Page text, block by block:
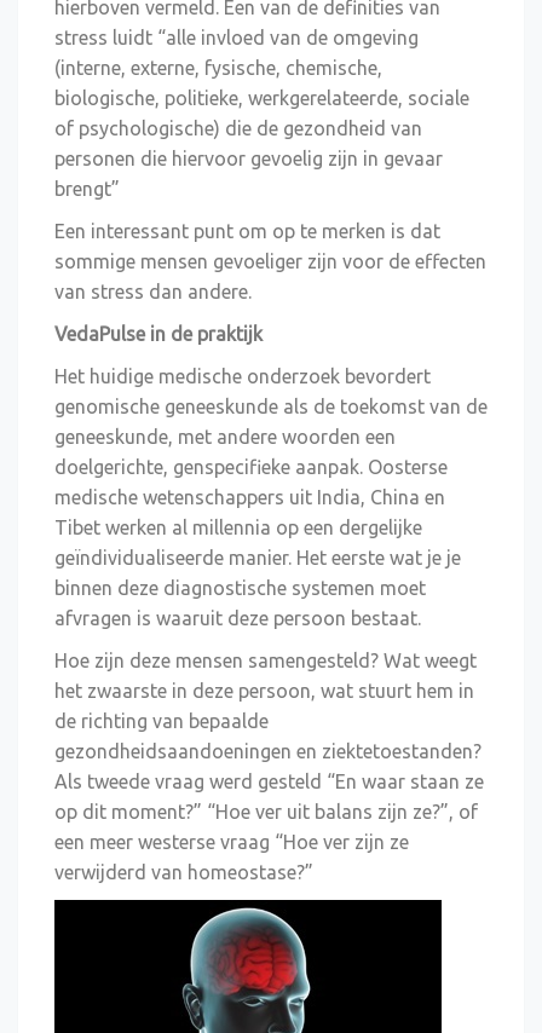
hierboven vermeld. Een van de definities van
stress luidt “alle invloed van de omgeving
(interne, externe, fysische, chemische,
biologische, politieke, werkgerelateerde, sociale
of psychologische) die de gezondheid van
personen die hiervoor gevoelig zijn in gevaar
brengt”
Een interessant punt om op te merken is dat
sommige mensen gevoeliger zijn voor de effecten
van stress dan andere.
VedaPulse in de praktijk
Het huidige medische onderzoek bevordert
genomische geneeskunde als de toekomst van de
geneeskunde, met andere woorden een
doelgerichte, genspecifieke aanpak. Oosterse
medische wetenschappers uit India, China en
Tibet werken al millennia op een dergelijke
geïndividualiseerde manier. Het eerste wat je je
binnen deze diagnostische systemen moet
afvragen is waaruit deze persoon bestaat.
Hoe zijn deze mensen samengesteld? Wat weegt
het zwaarste in deze persoon, wat stuurt hem in
de richting van bepaalde
gezondheidsaandoeningen en ziektetoestanden?
Als tweede vraag werd gesteld “En waar staan ze
op dit moment?” “Hoe ver uit balans zijn ze?”, of
een meer westerse vraag “Hoe ver zijn ze
verwijderd van homeostase?”